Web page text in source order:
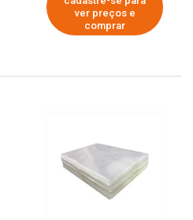
ver preços e
comprar